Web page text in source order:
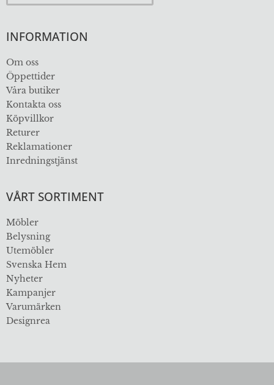
INFORMATION
Om oss
Öppettider
Våra butiker
Kontakta oss
Köpvillkor
Returer
Reklamationer
Inredningstjänst
VÅRT SORTIMENT
Möbler
Belysning
Utemöbler
Svenska Hem
Nyheter
Kampanjer
Varumärken
Designrea